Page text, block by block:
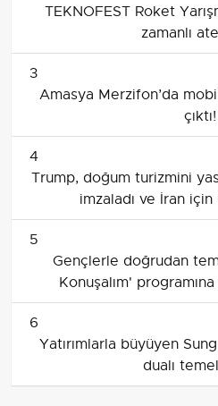
TEKNOFEST Roket
zamanlı
3
Amasya Merzifon’da
çıktı!
4
Trump, doğum turizmini
imzaladı ve İran
5
Gençlerle doğrudan
Konuşalım'
6
Yatırımlarla büyüyen
dualı